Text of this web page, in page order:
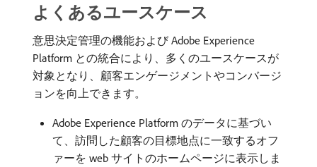
よくあるユースケース
意思決定管理の機能および Adobe Experience
Platform との統合により、多くのユースケースが
対象となり、顧客エンゲージメントやコンバージ
ョンを向上できます。
Adobe Experience Platform のデータに基づい
て、訪問した顧客の目標地点に一致するオフ
ァーを web サイトのホームページに表示しま